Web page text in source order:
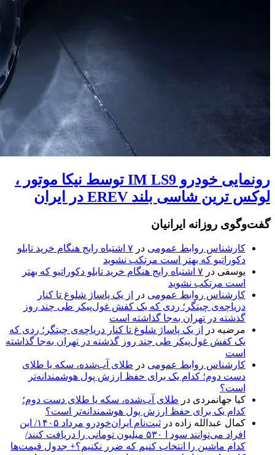
رونمایی خودرو IM LS9 توسط نیکا موتور ،
لوکس ترین شاسی بلند EREV در ایران
گفت‌وگوی روزانه ایرانیان
کارشناس روابط عمومی در
۷ اشتباه رایج هنگام خرید تابلو
دکوراتیو که بهتر است مرتکب نشوید
یوسفی در
۷ اشتباه رایج هنگام خرید تابلو دکوراتیو که بهتر
است مرتکب نشوید
کارشناس روابط عمومی در
از یک پاساژ شلوغ تا کنار
دریاچه‌ی چیتگر؛ ردی که یک کفش غول‌پیکر طی چند روز
گذشته در تهران به‌جا گذاشته است
مرضیه در
از یک پاساژ شلوغ تا کنار دریاچه‌ی چیتگر؛ ردی که
یک کفش غول‌پیکر طی چند روز گذشته در تهران به‌جا گذاشته
است
کارشناس روابط عمومی در طلای آب‌شده، سکه یا طلای
دست دوم؛ کدام یک برای حفظ ارزش پول هوشمندانه‌تر
است؟
کیا جهانمردی در طلای آب‌شده، سکه یا طلای دست دوم؛
کدام یک برای حفظ ارزش پول هوشمندانه‌تر است؟
کمال عبدالله زاده در
ثبت‌نام ایران‌خودرو مرداد ۱۴۰۵/ این
افراد می‌توانند سود ا ۵۳۰ میلیون تومانی را دریافت کنند/
کدام ماشین را انتخاب کنیم که ضرر نکنیم؟+ جدول قیمت‌ها